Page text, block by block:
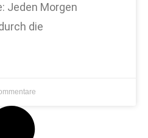
Jeden Morgen
die